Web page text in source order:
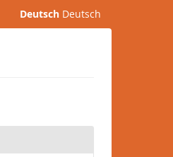
Deutsch Deutsch